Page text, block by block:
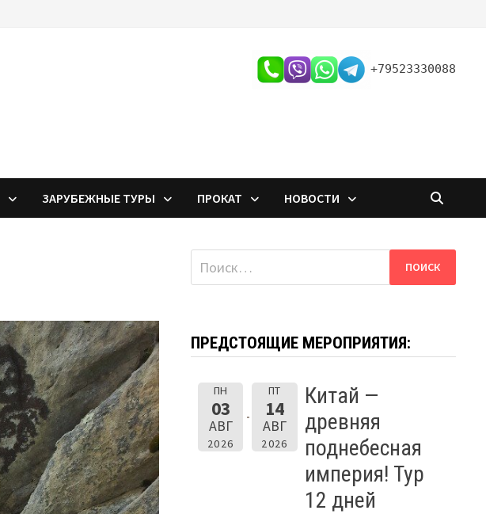
+79523330088
ЗАРУБЕЖНЫЕ ТУРЫ ПРОКАТ НОВОСТИ
Найти:
ПРЕДСТОЯЩИЕ МЕРОПРИЯТИЯ:
ПН
03
АВГ
2026
ПТ
14
АВГ
2026
Китай —
древняя
поднебесная
империя! Тур
12 дней